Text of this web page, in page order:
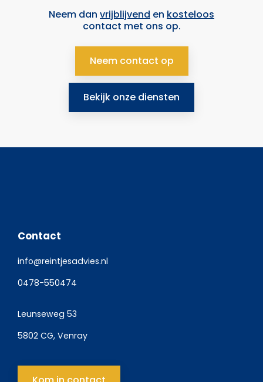
Neem dan vrijblijvend en kosteloos
contact met ons op.
Neem contact op
Bekijk onze diensten
Contact
info@reintjesadvies.nl
0478-550474
Leunseweg 53
5802 CG, Venray